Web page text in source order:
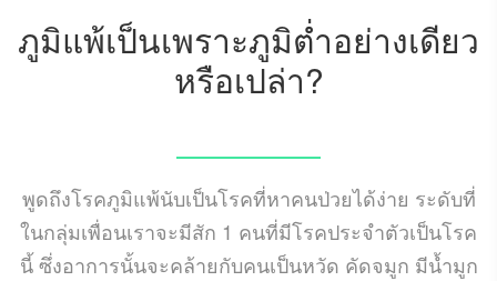
ภูมิแพ้เป็นเพราะภูมิต่ำอย่างเดียว
หรือเปล่า?
พูดถึงโรคภูมิแพ้นับเป็นโรคที่หาคนป่วยได้ง่าย ระดับที่
ในกลุ่มเพื่อนเราจะมีสัก 1 คนที่มีโรคประจำตัวเป็นโรค
นี้ ซึ่งอาการนั้นจะคล้ายกับคนเป็นหวัด คัดจมูก มีน้ำมูก